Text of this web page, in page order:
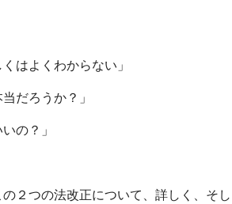
はよくわからない」
だろうか？」
の？」
２つの法改正について、詳しく、そし